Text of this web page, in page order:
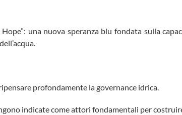
una nuova speranza blu fondata sulla
profondamente la governance idrica.
indicate come attori fondamentali per